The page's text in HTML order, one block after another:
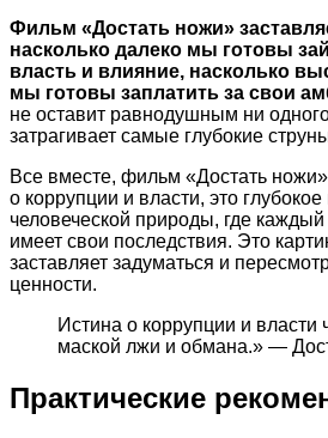
Фильм «Достать ножи»
насколько далеко мы готовы
власть и влияние, насколько
мы готовы заплатить за свои
не оставит равнодушным ни
затрагивает самые глубокие
Все вместе, фильм «Достать
о коррупции и власти, это
человеческой природы, где
имеет свои последствия. Это
заставляет задуматься и
ценности.
Истина о коррупции и власти
маской лжи и обмана.» —
Практические